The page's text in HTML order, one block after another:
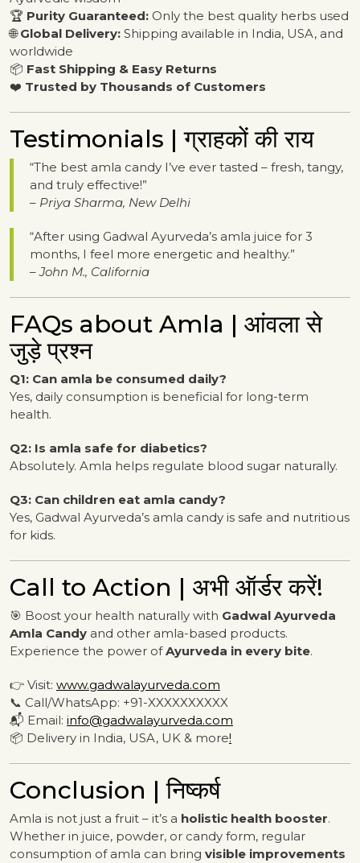
🏆 Purity Guaranteed: Only the best quality herbs used
🌐Global Delivery: Shipping available in India, USA, and
worldwide
📦 Fast Shipping & Easy Returns
❤️ Trusted by Thousands of Customers
Testimonials | ग्राहकों की राय
“The best amla candy I’ve ever tasted – fresh, tangy,
and truly effective!”
– Priya Sharma, New Delhi
“After using Gadwal Ayurveda’s amla juice for 3
months, I feel more energetic and healthy.”
–John M., California
FAQs about Amla | आंवला से
जुड़े प्रश्न
Q1: Can amla be consumed daily?
Yes, daily consumption is beneficial for long-term
health.
Q2: Is amla safe for diabetics?
Absolutely. Amla helps regulate blood sugar naturally.
Q3: Can children eat amla candy?
Yes, Gadwal Ayurveda’s amla candy is safe and nutritious
for kids.
Call to Action | अभी ऑर्डर करें!
🎯 Boost your health naturally with Gadwal Ayurveda
Amla Candy and other amla-based products.
Experience the power ofAyurveda in every bite.
👉 Visit: www.gadwalayurveda.com
📞 Call/WhatsApp: +91-XXXXXXXXXX
📬 Email: info@gadwalayurveda.com
📦 Delivery in India, USA, UK & more!
Conclusion | निष्कर्ष
Amla is not just a fruit – it’s a holistic health booster.
Whether in juice, powder, or candy form, regular
consumption of amla can bring visible improvements